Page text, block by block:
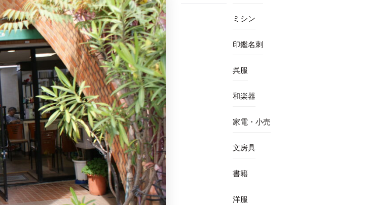
ミシン
印鑑名刺
呉服
和楽器
家電・小売
文房具
書籍
洋服